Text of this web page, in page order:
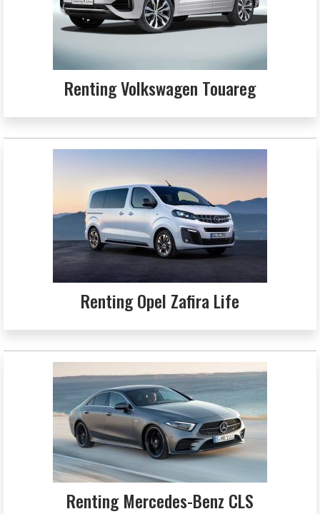
Renting Volkswagen Touareg
Renting Opel Zafira Life
Renting Mercedes-Benz CLS